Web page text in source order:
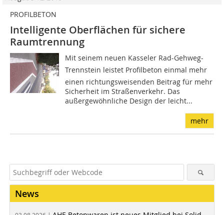
PROFILBETON
Intelligente Oberflächen für sichere
Raumtrennung
Mit seinem neuen Kasseler Rad-Gehweg-
Trennstein leistet Profilbeton einmal mehr
einen richtungsweisenden Beitrag für mehr
Sicherheit im Straßenverkehr. Das
außergewöhnliche Design der leicht...
mehr
News